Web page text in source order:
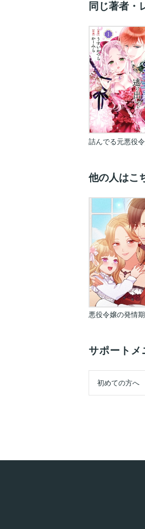
同じ著者・
他の人はこ
サポートメ
初めての方へ